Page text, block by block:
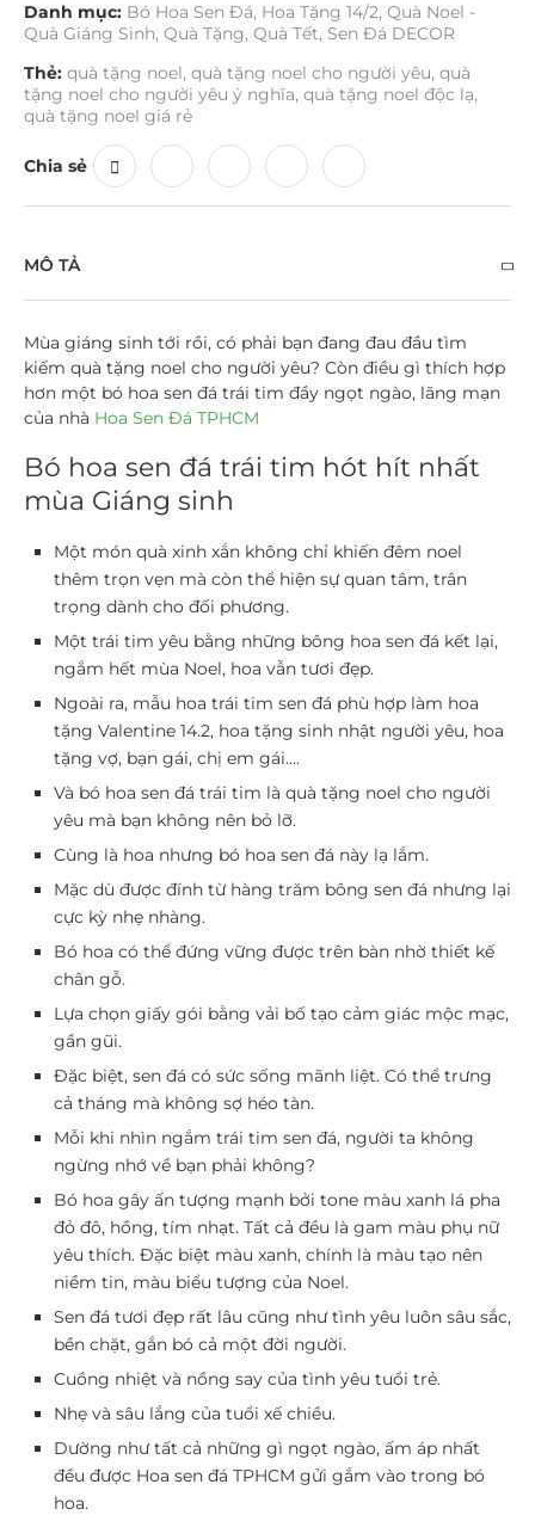
Danh mục: Bó Hoa Sen Đá, Hoa Tặng 14/2, Quà Noel -
Quà Giáng Sinh, Quà Tặng, Quà Tết, Sen Đá DECOR
Thẻ: quà tặng noel, quà tặng noel cho người yêu, quà
tặng noel cho người yêu ý nghĩa, quà tặng noel độc lạ,
quà tặng noel giá rẻ
Chia sẻ
MÔ TẢ
Mùa giáng sinh tới rồi, có phải bạn đang đau đầu tìm
kiếm quà tặng noel cho người yêu? Còn điều gì thích hợp
hơn một bó hoa sen đá trái tim đầy ngọt ngào, lãng mạn
của nhà Hoa Sen Đá TPHCM
Bó hoa sen đá trái tim hót hít nhất
mùa Giáng sinh
Một món quà xinh xắn không chỉ khiến đêm noel
thêm trọn vẹn mà còn thể hiện sự quan tâm, trân
trọng dành cho đối phương.
Một trái tim yêu bằng những bông hoa sen đá kết lại,
ngắm hết mùa Noel, hoa vẫn tươi đẹp.
Ngoài ra, mẫu hoa trái tim sen đá phù hợp làm hoa
tặng Valentine 14.2, hoa tặng sinh nhật người yêu, hoa
tặng vợ, bạn gái, chị em gái….
Và bó hoa sen đá trái tim là quà tặng noel cho người
yêu mà bạn không nên bỏ lỡ.
Cùng là hoa nhưng bó hoa sen đá này lạ lắm.
Mặc dù được đính từ hàng trăm bông sen đá nhưng lại
cực kỳ nhẹ nhàng.
Bó hoa có thể đứng vững được trên bàn nhờ thiết kế
chân gỗ.
Lựa chọn giấy gói bằng vải bố tạo cảm giác mộc mạc,
gần gũi.
Đặc biệt, sen đá có sức sống mãnh liệt. Có thể trưng
cả tháng mà không sợ héo tàn.
Mỗi khi nhìn ngắm trái tim sen đá, người ta không
ngừng nhớ về bạn phải không?
Bó hoa gây ấn tượng mạnh bởi tone màu xanh lá pha
đỏ đô, hồng, tím nhạt. Tất cả đều là gam màu phụ nữ
yêu thích. Đặc biệt màu xanh, chính là màu tạo nên
niềm tin, màu biểu tượng của Noel.
Sen đá tươi đẹp rất lâu cũng như tình yêu luôn sâu sắc,
bền chặt, gắn bó cả một đời người.
Cuồng nhiệt và nồng say của tình yêu tuổi trẻ.
Nhẹ và sâu lắng của tuổi xế chiều.
Dường như tất cả những gì ngọt ngào, ấm áp nhất
đều được Hoa sen đá TPHCM gửi gắm vào trong bó
hoa.